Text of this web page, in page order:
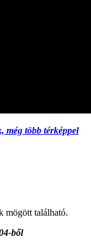
még több térképpel
mögött található.
ből